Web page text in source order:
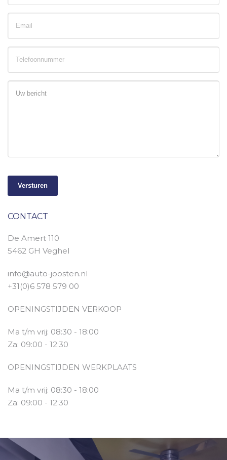
Versturen
CONTACT
De Amert 110
5462 GH Veghel
info@auto-joosten.nl
+31(0)6 578 579 00
OPENINGSTIJDEN VERKOOP
Ma t/m vrij: 08:30 - 18:00
Za: 09:00 - 12:30
OPENINGSTIJDEN WERKPLAATS
Ma t/m vrij: 08:30 - 18:00
Za: 09:00 - 12:30